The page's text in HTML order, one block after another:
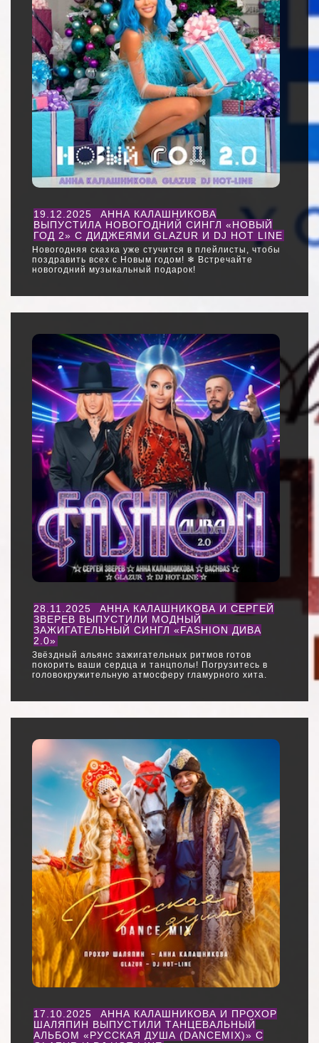
19.12.2025
АННА КАЛАШНИКОВА
ВЫПУСТИЛА НОВОГОДНИЙ СИНГЛ «НОВЫЙ
ГОД 2» С ДИДЖЕЯМИ GLAZUR И DJ HOT LINE
Новогодняя сказка уже стучится в плейлисты, чтобы
поздравить всех с Новым годом! ❄ Встречайте
новогодний музыкальный подарок!
28.11.2025
АННА КАЛАШНИКОВА И СЕРГЕЙ
ЗВЕРЕВ ВЫПУСТИЛИ МОДНЫЙ
ЗАЖИГАТЕЛЬНЫЙ СИНГЛ «FASHION ДИВА
2.0»
Звёздный альянс зажигательных ритмов готов
покорить ваши сердца и танцполы! Погрузитесь в
головокружительную атмосферу гламурного хита.
17.10.2025
АННА КАЛАШНИКОВА И ПРОХОР
ШАЛЯПИН ВЫПУСТИЛИ ТАНЦЕВАЛЬНЫЙ
АЛЬБОМ «РУССКАЯ ДУША (DANCEMIX)» С